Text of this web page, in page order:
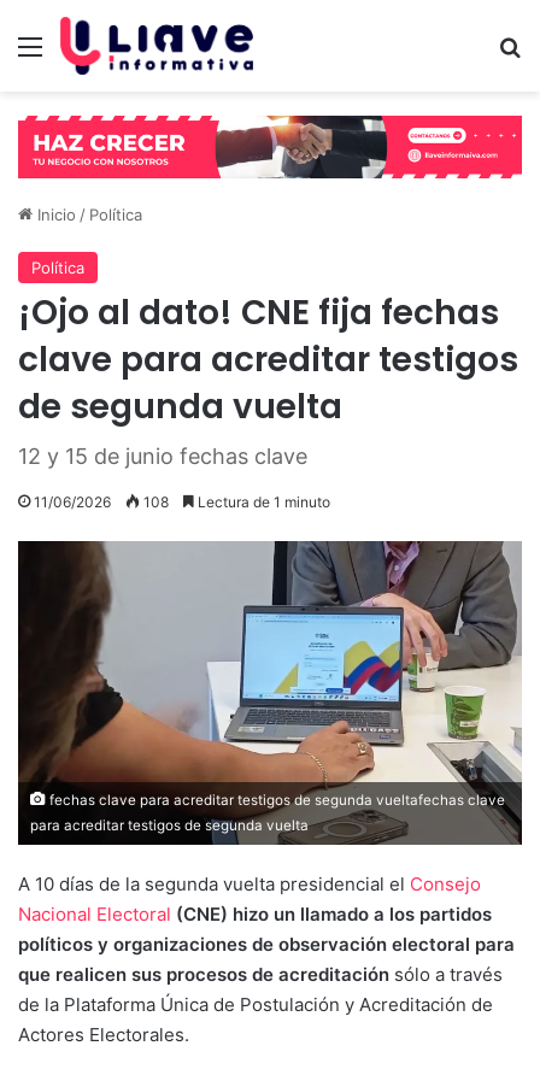
Menú
Inicio / Política
Política
¡Ojo al dato! CNE fija fechas
clave para acreditar testigos
de segunda vuelta
12 y 15 de junio fechas clave
11/06/2026 108 Lectura de 1 minuto
fechas clave para acreditar testigos de segunda vueltafechas clave
para acreditar testigos de segunda vuelta
A 10 días de la segunda vuelta presidencial el Consejo
Nacional Electoral (CNE) hizo un llamado a los partidos
políticos y organizaciones de observación electoral para
que realicen sus procesos de acreditación sólo a través
de la Plataforma Única de Postulación y Acreditación de
Actores Electorales.